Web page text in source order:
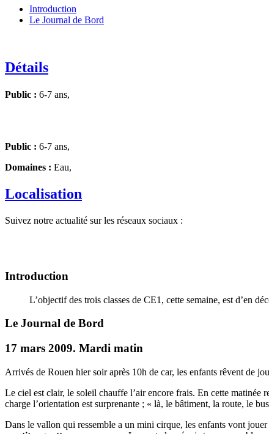
Introduction
Le Journal de Bord
Détails
Public : 6-7 ans,
Public : 6-7 ans,
Domaines : Eau,
Localisation
Suivez notre actualité sur les réseaux sociaux :
Introduction
L’objectif des trois classes de CE1, cette semaine, est d’en
Le Journal de Bord
17 mars 2009. Mardi matin
Arrivés de Rouen hier soir après 10h de car, les enfants rêvent de
Le ciel est clair, le soleil chauffe l’air encore frais. En cette matinée
charge l’orientation est surprenante ; « là, le bâtiment, la route, le
Dans le vallon qui ressemble a un mini cirque, les enfants vont